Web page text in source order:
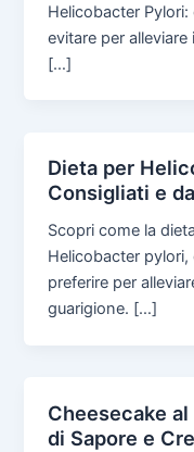
Helicobacter
evitare per
[…]
Dieta per
Consigliati e
Scopri come la
Helicobacter pylori,
preferire per
guarigione. […]
Cheesecake
di Sapore e